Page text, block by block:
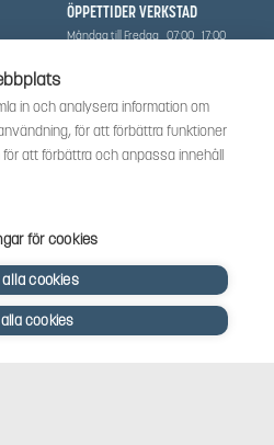
in och analysera information om
för att förbättra funktioner
att förbättra och anpassa innehåll
för cookies
alla cookies
cookies
ÖPPETTIDER VERKSTAD
Måndag till Fredag 07:00 17:00
trädgårdsprodukter till Uppsala med omnejd. Vi
samt BRP:s produktsortiment, gällande